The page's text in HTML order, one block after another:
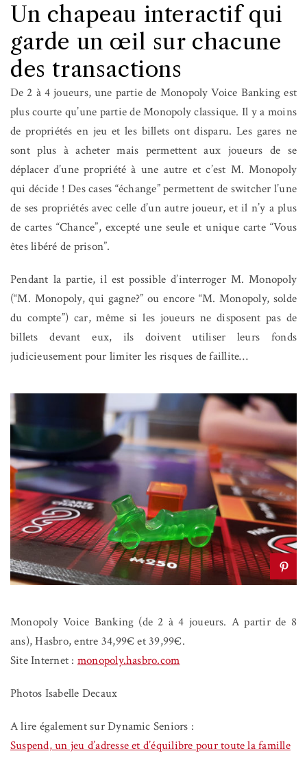
Un chapeau interactif qui
garde un œil sur chacune
des transactions
De 2 à 4 joueurs, une partie de Monopoly Voice Banking est
plus courte qu’une partie de Monopoly classique. Il y a moins
de propriétés en jeu et les billets ont disparu. Les gares ne
sont plus à acheter mais permettent aux joueurs de se
déplacer d’une propriété à une autre et c’est M. Monopoly
qui décide ! Des cases “échange” permettent de switcher l’une
de ses propriétés avec celle d’un autre joueur, et il n’y a plus
de cartes “Chance”, excepté une seule et unique carte “Vous
êtes libéré de prison”.
Pendant la partie, il est possible d’interroger M. Monopoly
(“M. Monopoly, qui gagne?” ou encore “M. Monopoly, solde
du compte”) car, même si les joueurs ne disposent pas de
billets devant eux, ils doivent utiliser leurs fonds
judicieusement pour limiter les risques de faillite…
Monopoly Voice Banking (de 2 à 4 joueurs. A partir de 8
ans), Hasbro, entre 34,99€ et 39,99€.
Site Internet :monopoly.hasbro.com
Photos Isabelle Decaux
A lire également sur Dynamic Seniors :
Suspend, un jeu d’adresse et d’équilibre pour toute la famille